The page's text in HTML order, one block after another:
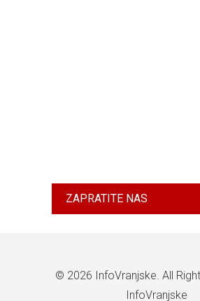
ZAPRATITE NAS
© 2026 InfoVranjske. All
InfoVranjske